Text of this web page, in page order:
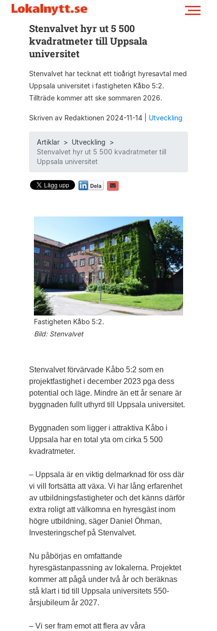
Stenvalvet hyr ut 5 500
kvadratmeter till Uppsala
universitet
Stenvalvet har tecknat ett tioårigt hyresavtal med
Uppsala universitet i fastigheten Kåbo 5:2.
Tillträde kommer att ske sommaren 2026.
Skriven av Redaktionen 2024-11-14 Utveckling
Artiklar> Utveckling >
Stenvalvet hyr ut 5 500 kvadratmeter till
Uppsala universitet
Fastigheten Kåbo 5:2.
Bild: Stenvalvet
Stenvalvet förvärvade Kåbo 5:2 som en
projektfastighet i december 2023 pga dess
potential och läge. Mindre än ett år senare är
byggnaden fullt uthyrd till Uppsala universitet.
Byggnaden som ligger i attraktiva Kåbo i
Uppsala har en total yta om cirka 5 500
kvadratmeter.
– Uppsala är en viktig delmarknad för oss där
vi vill fortsätta att växa. Vi har lång erfarenhet
av utbildningsfastigheter och det känns därför
extra roligt att välkomna en hyresgäst inom
högre utbildning, säger Daniel Öhman,
Investeringschef på Stenvalvet.
Nu påbörjas en omfattande
hyresgästanpassning av lokalerna. Projektet
kommer att pågå under två år och beräknas
stå klart i tid till Uppsala universitets 550-
årsjubileum år 2027.
– Vi ser fram emot att flera av våra